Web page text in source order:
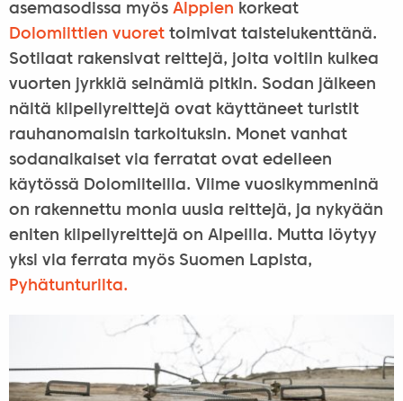
asemasodissa myös Alppien korkeat
Dolomiittien vuorettoimivat taistelukenttänä.
Sotilaat rakensivat reittejä, joita voitiin kulkea
vuorten jyrkkiä seinämiä pitkin. Sodan jälkeen
näitä kiipeilyreittejä ovat käyttäneet turistit
rauhanomaisin tarkoituksin. Monet vanhat
sodanaikaiset via ferratat ovat edelleen
käytössä Dolomiiteilla. Viime vuosikymmeninä
on rakennettu monia uusia reittejä, ja nykyään
eniten kiipeilyreittejä on Alpeilla. Mutta löytyy
yksi via ferrata myös Suomen Lapista,
Pyhätunturilta.